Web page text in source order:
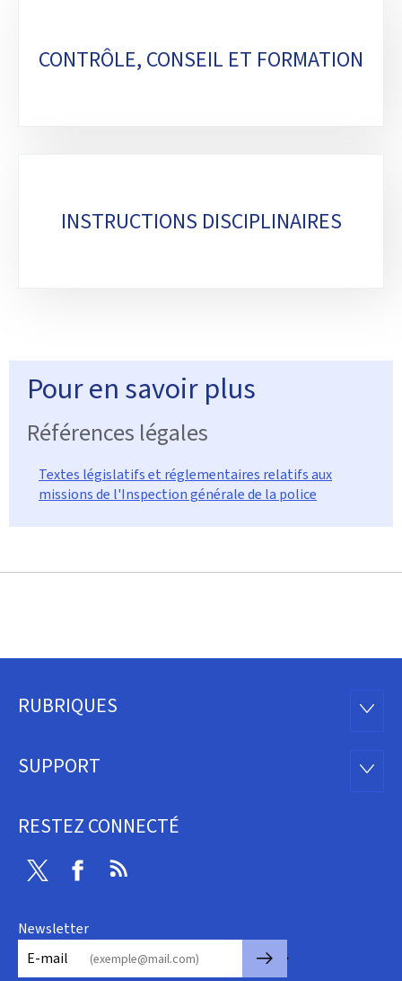
CONTRÔLE, CONSEIL ET FORMATION
INSTRUCTIONS DISCIPLINAIRES
Pour en savoir plus
Références légales
Textes législatifs et réglementaires relatifs aux
missions de l'Inspection générale de la police
Pied
page
RUBRIQUES
SUPPORT
RESTEZ CONNECTÉ
Twitter Facebook
Newsletter
E-mail
🡒